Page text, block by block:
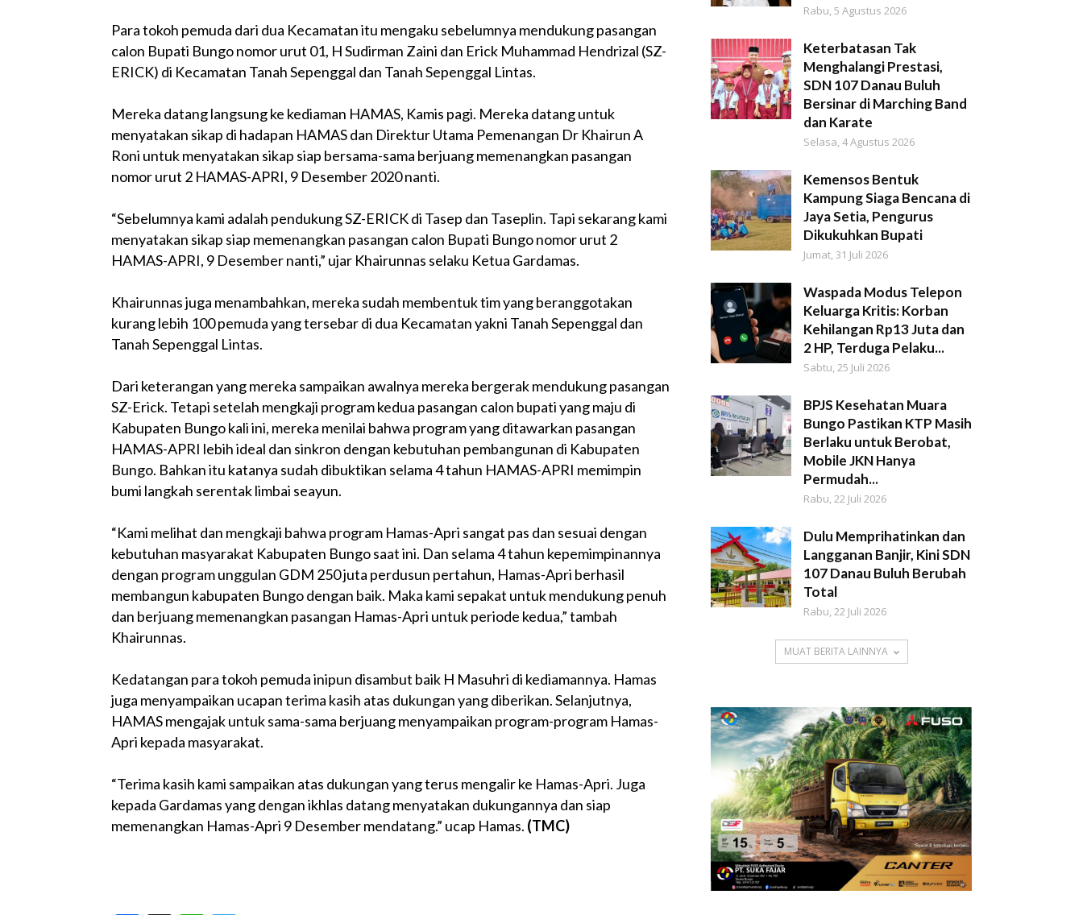
Para tokoh pemuda dari dua Kecamatan itu mengaku sebelumnya mendukung pasangan
calon Bupati Bungo nomor urut 01, H Sudirman Zaini dan Erick Muhammad Hendrizal (SZ-
ERICK) di Kecamatan Tanah Sepenggal dan Tanah Sepenggal Lintas.
Mereka datang langsung ke kediaman HAMAS, Kamis pagi. Mereka datang untuk
menyatakan sikap di hadapan HAMAS dan Direktur Utama Pemenangan Dr Khairun A
Roni untuk menyatakan sikap siap bersama-sama berjuang memenangkan pasangan
nomor urut 2 HAMAS-APRI, 9 Desember 2020 nanti.
“Sebelumnya kami adalah pendukung SZ-ERICK di Tasep dan Taseplin. Tapi sekarang kami
menyatakan sikap siap memenangkan pasangan calon Bupati Bungo nomor urut 2
HAMAS-APRI, 9 Desember nanti,” ujar Khairunnas selaku Ketua Gardamas.
Khairunnas juga menambahkan, mereka sudah membentuk tim yang beranggotakan
kurang lebih 100 pemuda yang tersebar di dua Kecamatan yakni Tanah Sepenggal dan
Tanah Sepenggal Lintas.
Dari keterangan yang mereka sampaikan awalnya mereka bergerak mendukung pasangan
SZ-Erick. Tetapi setelah mengkaji program kedua pasangan calon bupati yang maju di
Kabupaten Bungo kali ini, mereka menilai bahwa program yang ditawarkan pasangan
HAMAS-APRI lebih ideal dan sinkron dengan kebutuhan pembangunan di Kabupaten
Bungo. Bahkan itu katanya sudah dibuktikan selama 4 tahun HAMAS-APRI memimpin
bumi langkah serentak limbai seayun.
“Kami melihat dan mengkaji bahwa program Hamas-Apri sangat pas dan sesuai dengan
kebutuhan masyarakat Kabupaten Bungo saat ini. Dan selama 4 tahun kepemimpinannya
dengan program unggulan GDM 250 juta perdusun pertahun, Hamas-Apri berhasil
membangun kabupaten Bungo dengan baik. Maka kami sepakat untuk mendukung penuh
dan berjuang memenangkan pasangan Hamas-Apri untuk periode kedua,” tambah
Khairunnas.
Kedatangan para tokoh pemuda inipun disambut baik H Masuhri di kediamannya. Hamas
juga menyampaikan ucapan terima kasih atas dukungan yang diberikan. Selanjutnya,
HAMAS mengajak untuk sama-sama berjuang menyampaikan program-program Hamas-
Apri kepada masyarakat.
“Terima kasih kami sampaikan atas dukungan yang terus mengalir ke Hamas-Apri. Juga
kepada Gardamas yang dengan ikhlas datang menyatakan dukungannya dan siap
memenangkan Hamas-Apri 9 Desember mendatang.” ucap Hamas. (TMC)
Rabu, 5 Agustus 2026
Keterbatasan Tak
Menghalangi Prestasi,
SDN 107 Danau Buluh
Bersinar di Marching Band
dan Karate
Selasa, 4 Agustus 2026
Kemensos Bentuk
Kampung Siaga Bencana di
Jaya Setia, Pengurus
Dikukuhkan Bupati
Jumat, 31 Juli 2026
Waspada Modus Telepon
Keluarga Kritis: Korban
Kehilangan Rp13 Juta dan
2 HP, Terduga Pelaku...
Sabtu, 25 Juli 2026
BPJS Kesehatan Muara
Bungo Pastikan KTP Masih
Berlaku untuk Berobat,
Mobile JKN Hanya
Permudah...
Rabu, 22 Juli 2026
Dulu Memprihatinkan dan
Langganan Banjir, Kini SDN
107 Danau Buluh Berubah
Total
Rabu, 22 Juli 2026
MUAT BERITA LAINNYA